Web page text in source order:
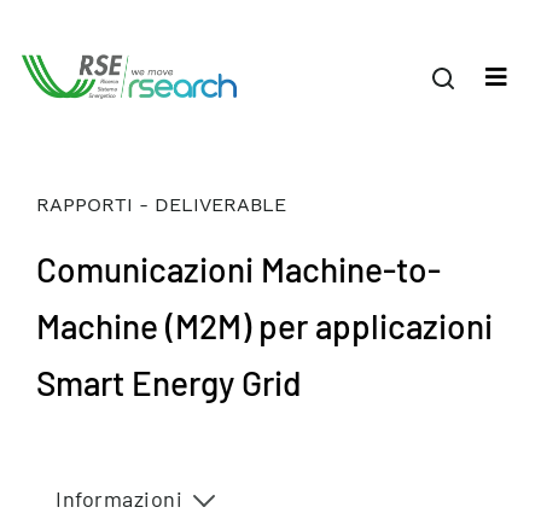
RAPPORTI - DELIVERABLE
Comunicazioni Machine-to-
Machine (M2M) per applicazioni
Smart Energy Grid
Informazioni